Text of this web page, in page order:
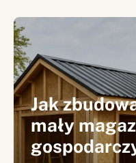
Jak
mały